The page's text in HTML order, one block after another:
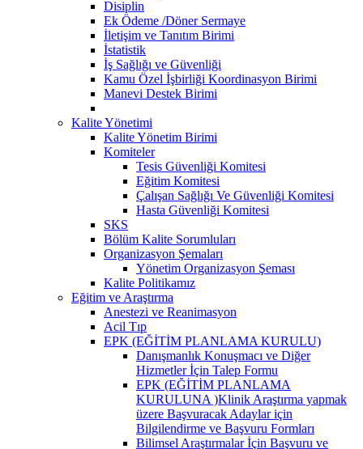
Disiplin
Ek Ödeme /Döner Sermaye
İletişim ve Tanıtım Birimi
İstatistik
İş Sağlığı ve Güvenliği
Kamu Özel İşbirliği Koordinasyon Birimi
Manevi Destek Birimi
Kalite Yönetimi
Kalite Yönetim Birimi
Komiteler
Tesis Güvenliği Komitesi
Eğitim Komitesi
Çalışan Sağlığı Ve Güvenliği Komitesi
Hasta Güvenliği Komitesi
SKS
Bölüm Kalite Sorumluları
Organizasyon Şemaları
Yönetim Organizasyon Şeması
Kalite Politikamız
Eğitim ve Araştırma
Anestezi ve Reanimasyon
Acil Tıp
EPK (EĞİTİM PLANLAMA KURULU)
Danışmanlık Konuşmacı ve Diğer
Hizmetler İçin Talep Formu
EPK (EĞİTİM PLANLAMA
KURULUNA )Klinik Araştırma yapmak
üzere Başvuracak Adaylar için
Bilgilendirme ve Başvuru Formları
Bilimsel Araştırmalar İçin Başvuru ve